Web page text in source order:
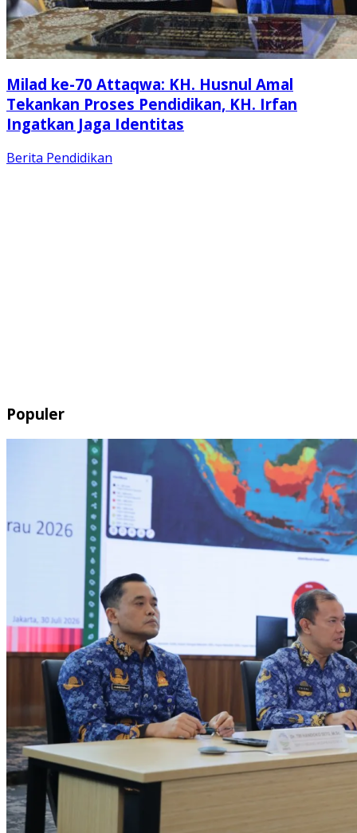
Milad ke-70 Attaqwa: KH. Husnul Amal
Tekankan Proses Pendidikan, KH. Irfan
Ingatkan Jaga Identitas
Berita Pendidikan
Populer